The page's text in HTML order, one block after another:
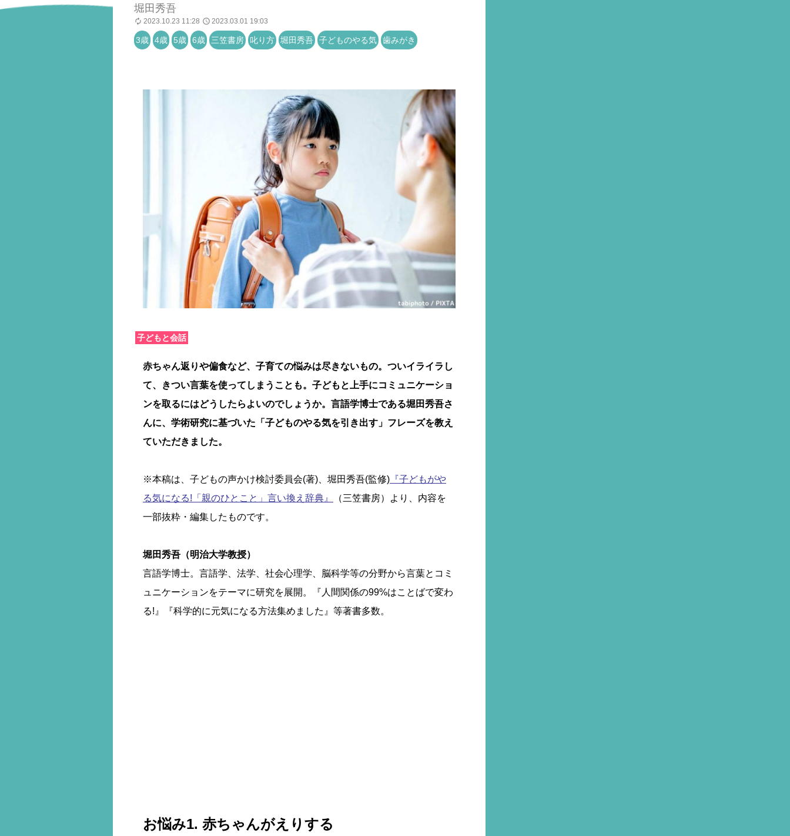
堀田秀吾
2023.10.23 11:28 2023.03.01 19:03
3歳 4歳 5歳 6歳 三笠書房 叱り方 堀田秀吾 子どものやる気 歯みがき
子どもと会話
赤ちゃん返りや偏食など、子育ての悩みは尽きないもの。ついイライラし
て、きつい言葉を使ってしまうことも。子どもと上手にコミュニケーショ
ンを取るにはどうしたらよいのでしょうか。言語学博士である堀田秀吾さ
んに、学術研究に基づいた「子どものやる気を引き出す」フレーズを教え
ていただきました。
※本稿は、子どもの声かけ検討委員会(著)、堀田秀吾(監修) 『子どもがや
る気になる!「親のひとこと」言い換え辞典』
（三笠書房）より、内容を
一部抜粋・編集したものです。
堀田秀吾（明治大学教授）
言語学博士。言語学、法学、社会心理学、脳科学等の分野から言葉とコミ
ュニケーションをテーマに研究を展開。『人間関係の99%はことばで変わ
る!』『科学的に元気になる方法集めました』等著書多数。
お悩み1. 赤ちゃんがえりする